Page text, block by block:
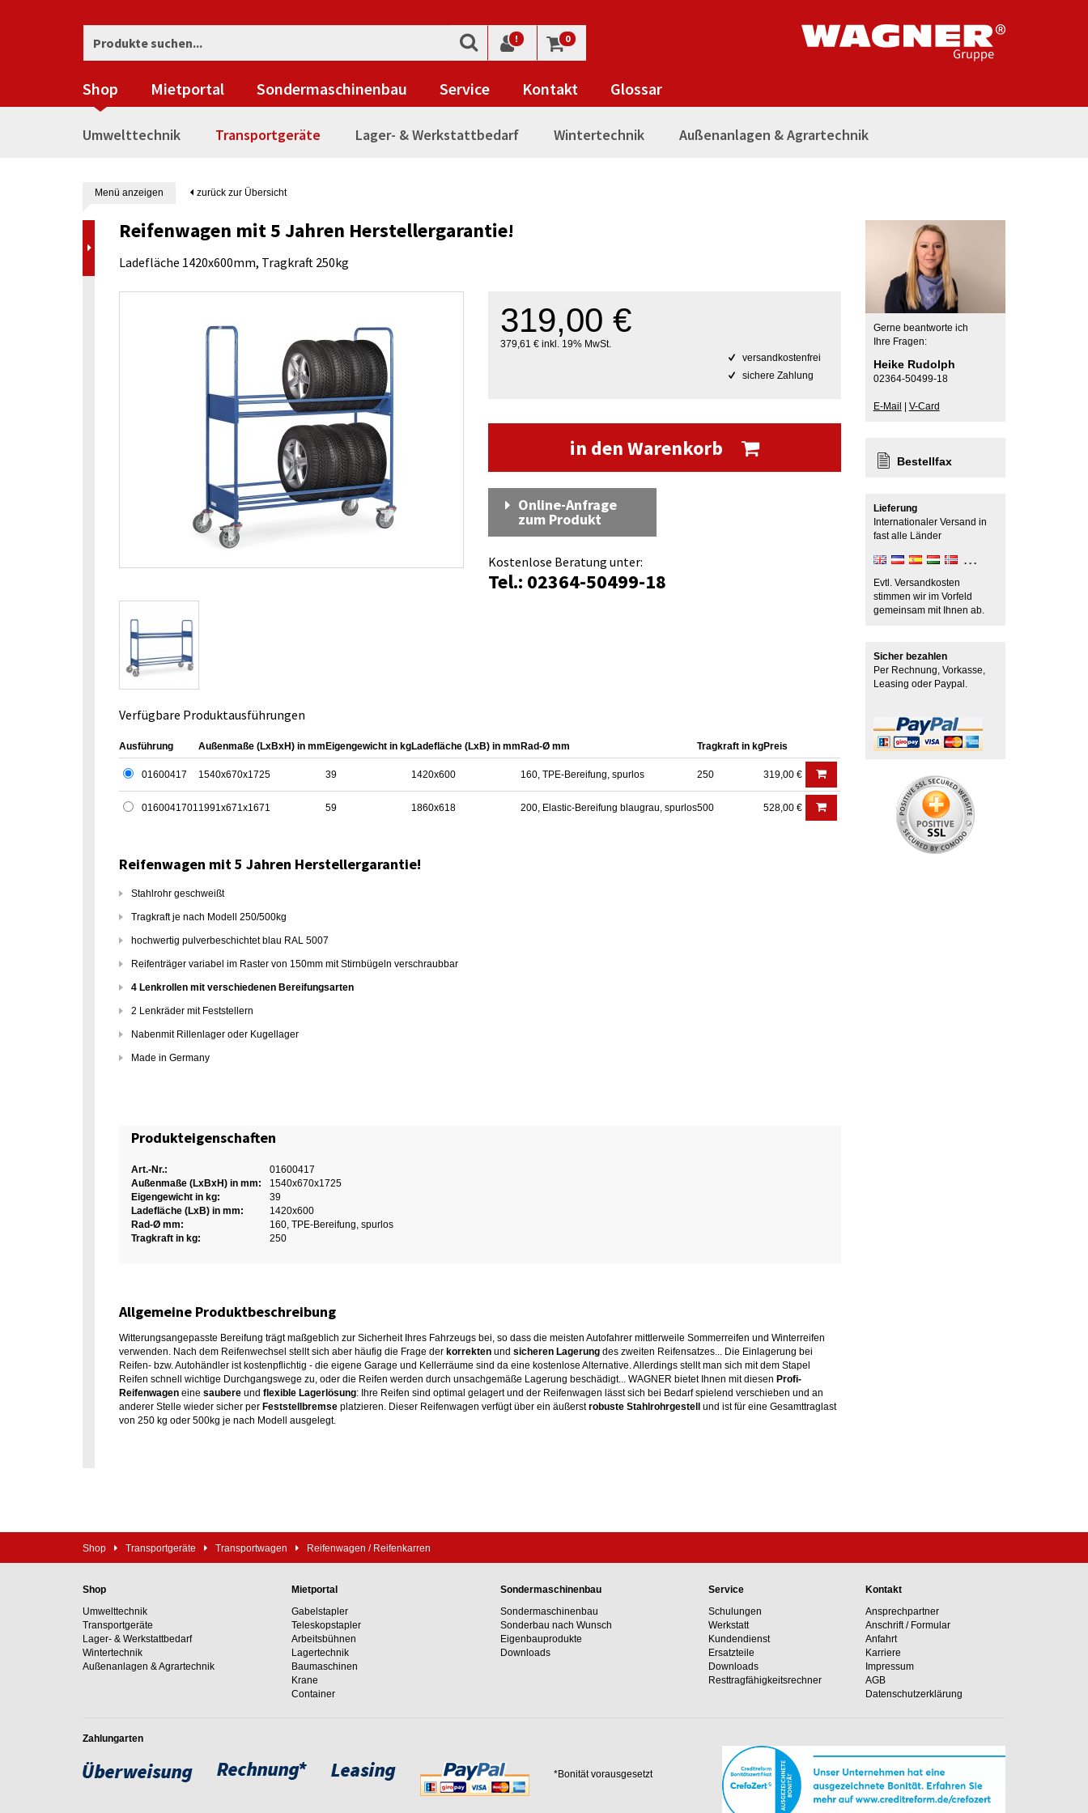
! 0
Shop Mietportal Sondermaschinenbau Service Kontakt Glossar
Umwelttechnik Transportgeräte Lager- & Werkstattbedarf Wintertechnik Außenanlagen & Agrartechnik
Menü anzeigen zurück zur Übersicht
Reifenwagen mit 5 Jahren Herstellergarantie!
Ladefläche 1420x600mm, Tragkraft 250kg
319,00 €
379,61 € inkl. 19% MwSt.
versandkostenfrei
sichere Zahlung
in den Warenkorb
Online-Anfrage
zum Produkt
Kostenlose Beratung unter:
Tel.: 02364-50499-18
Verfügbare Produktausführungen
Ausführung Außenmaße (LxBxH) in mm Eigengewicht in kgLadefläche (LxB) in mm Rad-Ø mm Tragkraft in kgPreis
01600417 1540x670x1725 39 1420x600 160, TPE-Bereifung, spurlos 250 319,00 €
01600417011991x671x1671 59 1860x618 200, Elastic-Bereifung blaugrau, spurlos500 528,00 €
Reifenwagen mit 5 Jahren Herstellergarantie!
Stahlrohr geschweißt
Tragkraft je nach Modell 250/500kg
hochwertig pulverbeschichtet blau RAL 5007
Reifenträger variabel im Raster von 150mm mit Stirnbügeln verschraubbar
4 Lenkrollen mit verschiedenen Bereifungsarten
2 Lenkräder mit Feststellern
Nabenmit Rillenlager oder Kugellager
Made in Germany
Produkteigenschaften
Art.-Nr.:
01600417
Außenmaße (LxBxH) in mm:
1540x670x1725
Eigengewicht in kg:
39
Ladefläche (LxB) in mm:
1420x600
Rad-Ø mm:
160, TPE-Bereifung, spurlos
Tragkraft in kg:
250
Allgemeine Produktbeschreibung
Witterungsangepasste Bereifung trägt maßgeblich zur Sicherheit Ihres Fahrzeugs bei, so dass die meisten Autofahrer mittlerweile Sommerreifen und Winterreifen
verwenden. Nach dem Reifenwechsel stellt sich aber häufig die Frage der korrekten und sicheren Lagerung des zweiten Reifensatzes... Die Einlagerung bei
Reifen- bzw. Autohändler ist kostenpflichtig - die eigene Garage und Kellerräume sind da eine kostenlose Alternative. Allerdings stellt man sich mit dem Stapel
Reifen schnell wichtige Durchgangswege zu, oder die Reifen werden durch unsachgemäße Lagerung beschädigt... WAGNER bietet Ihnen mit diesen Profi-
Reifenwagen eine saubere und flexible Lagerlösung: Ihre Reifen sind optimal gelagert und der Reifenwagen lässt sich bei Bedarf spielend verschieben und an
anderer Stelle wieder sicher per Feststellbremse platzieren. Dieser Reifenwagen verfügt über ein äußerstrobuste Stahlrohrgestell
und ist für eine Gesamttraglast
von 250 kg oder 500kg je nach Modell ausgelegt.
Gerne beantworte ich
Ihre Fragen:
Heike Rudolph
02364-50499-18
E-Mail V-Card
Bestellfax
Lieferung
Internationaler Versand in
fast alle Länder
Evtl. Versandkosten
stimmen wir im Vorfeld
gemeinsam mit Ihnen ab.
Sicher bezahlen
Per Rechnung, Vorkasse,
Leasing oder Paypal.
Shop Transportgeräte Transportwagen Reifenwagen / Reifenkarren
Shop
Umwelttechnik
Transportgeräte
Lager- & Werkstattbedarf
Wintertechnik
Außenanlagen & Agrartechnik
Mietportal
Gabelstapler
Teleskopstapler
Arbeitsbühnen
Lagertechnik
Baumaschinen
Krane
Container
Sondermaschinenbau
Sondermaschinenbau
Sonderbau nach Wunsch
Eigenbauprodukte
Downloads
Service
Schulungen
Werkstatt
Kundendienst
Ersatzteile
Downloads
Resttragfähig­keits­rechner
Kontakt
Ansprechpartner
Anschrift / Formular
Anfahrt
Karriere
Impressum
AGB
Datenschutzerklärung
Zahlungarten
*Bonität vorausgesetzt